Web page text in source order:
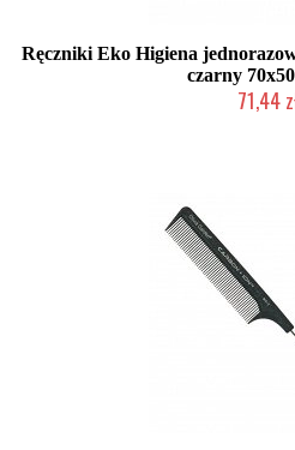
Ręczniki Eko Higiena
czarny
71,44